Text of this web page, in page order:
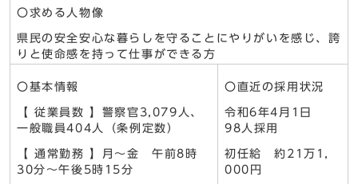
〇求める人物像
県民の安全安心な暮らしを守ることにやりがいを感じ、誇
りと使命感を持って仕事ができる方
〇基本情報
【 従業員数 】警察官3,079人、
一般職員404人（条例定数）
【 通常勤務 】月～金 午前8時
30分～午後5時15分
〇直近の採用状況
令和6年4月1日
98人採用
初任給 約21万1，
000円